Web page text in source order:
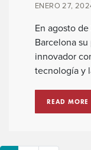
ENERO 27,
En agosto
Barcelona
innovador
tecnología y
READ MORE